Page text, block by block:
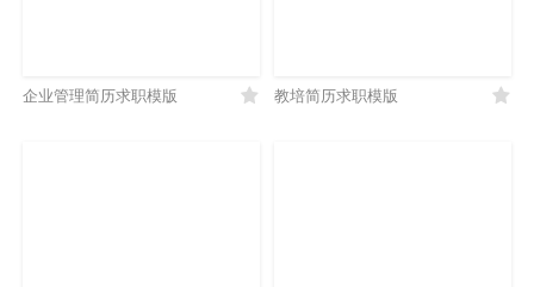
企业管理简历求职模版 教培简历求职模版